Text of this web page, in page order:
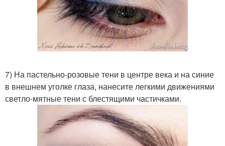
7) На пастельно-розовые тени в центре века и на синие
в внешнем уголке глаза, нанесите легкими движениями
светло-мятные тени с блестящими частичками.